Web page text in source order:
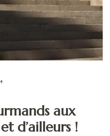
aux
d’ailleurs !